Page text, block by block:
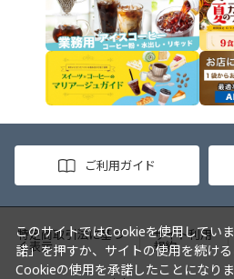
ご利用ガイド
特定商取引法に基づ
く表示
サイト利用
規約
このサイトではCookieを使用してい
諾」を押すか、サイトの使用を続け
Cookieの使用を承諾したことになりま